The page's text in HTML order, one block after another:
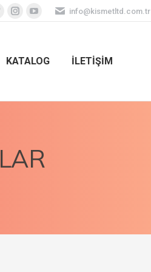
info@kismetltd.com.tr
KATALOG İLETİŞİM